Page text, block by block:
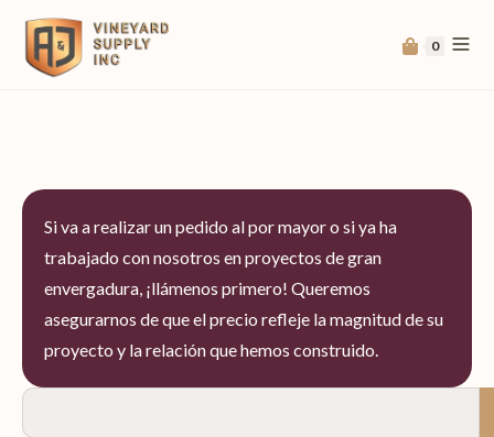
0
Si va a realizar un pedido al por mayor o si ya ha
trabajado con nosotros en proyectos de gran
envergadura, ¡llámenos primero! Queremos
asegurarnos de que el precio refleje la magnitud de su
proyecto y la relación que hemos construido.